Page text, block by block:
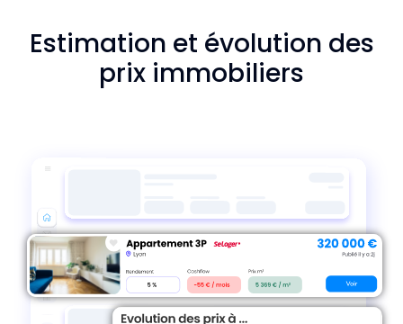
Estimation et évolution des
prix immobiliers